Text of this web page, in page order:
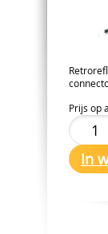
Prijs op
In